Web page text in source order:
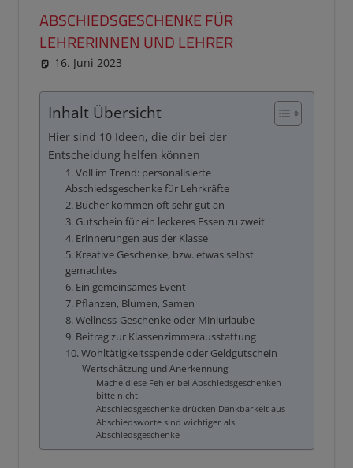
ABSCHIEDSGESCHENKE FÜR
LEHRERINNEN UND LEHRER
16. Juni 2023
Inhalt Übersicht
Hier sind 10 Ideen, die dir bei der
Entscheidung helfen können
1. Voll im Trend: personalisierte
Abschiedsgeschenke für Lehrkräfte
2. Bücher kommen oft sehr gut an
3. Gutschein für ein leckeres Essen zu zweit
4. Erinnerungen aus der Klasse
5. Kreative Geschenke, bzw. etwas selbst
gemachtes
6. Ein gemeinsames Event
7. Pflanzen, Blumen, Samen
8. Wellness-Geschenke oder Miniurlaube
9. Beitrag zur Klassenzimmerausstattung
10. Wohltätigkeitsspende oder Geldgutschein
Wertschätzung und Anerkennung
Mache diese Fehler bei Abschiedsgeschenken
bitte nicht!
Abschiedsgeschenke drücken Dankbarkeit aus
Abschiedsworte sind wichtiger als
Abschiedsgeschenke